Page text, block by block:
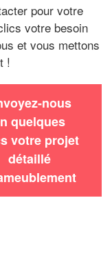
pour votre
votre besoin
et vous mettons
!
nous
quelques
votre projet
détaillé